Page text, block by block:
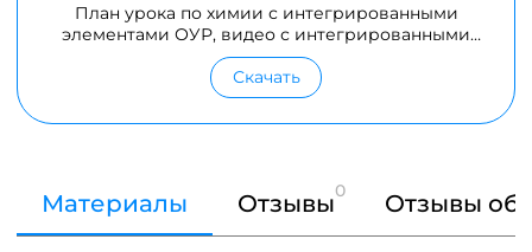
План урока по химии с интегрированными
элементами ОУР, видео с интегрированными
элементами ОУР.
Скачать
Материалы Отзывы0 Отзывы об